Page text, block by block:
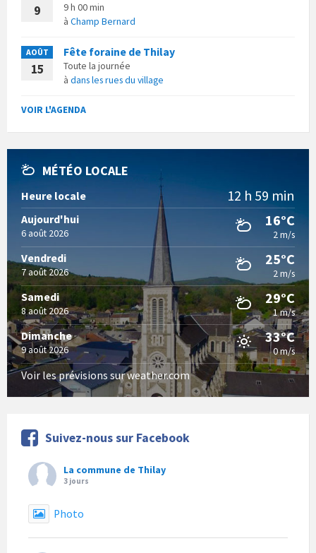
9
9 h 00 min
à Champ Bernard
AOÛT
15
Fête foraine de Thilay
Toute la journée
à dans les rues du village
VOIR L'AGENDA
MÉTÉO LOCALE
Heure locale 12 h 59 min
Aujourd'hui
6 août 2026
16°C
2 m/s
Vendredi
7 août 2026
25°C
2 m/s
Samedi
8 août 2026
29°C
1 m/s
Dimanche
9 août 2026
33°C
0 m/s
Voir les prévisions sur weather.com
Suivez-nous sur Facebook
La commune de Thilay
3 jours
Photo